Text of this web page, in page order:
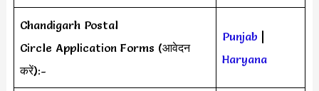
Chandigarh Postal
Circle Application Forms (आवेदन
करें):-
Punjab
Haryana